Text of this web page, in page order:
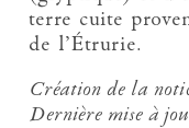
terre cuite
de l’Étrurie.
Création de la
Dernière mise à